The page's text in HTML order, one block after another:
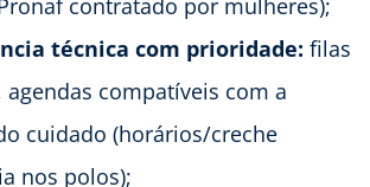
contratado por mulheres);
técnica com prioridade: filas
agendas compatíveis com a
cuidado (horários/creche
nos polos);